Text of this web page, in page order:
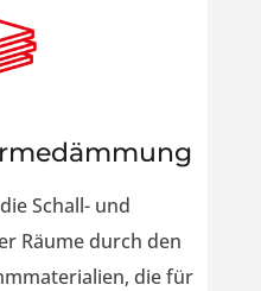
Schall- und
Räume durch den
die für